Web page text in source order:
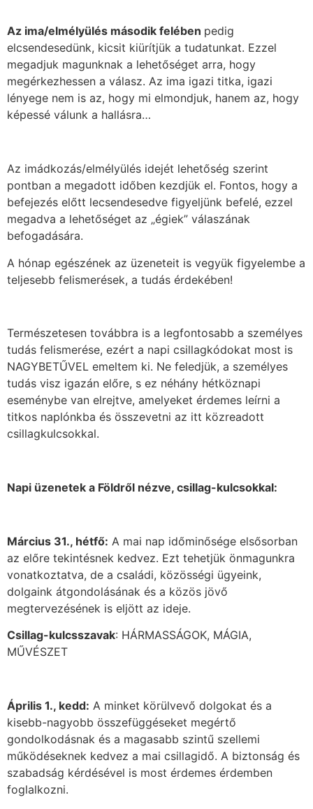
Az ima/elmélyülés második felében pedig
elcsendesedünk, kicsit kiürítjük a tudatunkat. Ezzel
megadjuk magunknak a lehetőséget arra, hogy
megérkezhessen a válasz. Az ima igazi titka, igazi
lényege nem is az, hogy mi elmondjuk, hanem az, hogy
képessé válunk a hallásra…
Az imádkozás/elmélyülés idejét lehetőség szerint
pontban a megadott időben kezdjük el. Fontos, hogy a
befejezés előtt lecsendesedve figyeljünk befelé, ezzel
megadva a lehetőséget az „égiek” válaszának
befogadására.
A hónap egészének az üzeneteit is vegyük figyelembe a
teljesebb felismerések, a tudás érdekében!
Természetesen továbbra is a legfontosabb a személyes
tudás felismerése, ezért a napi csillagkódokat most is
NAGYBETŰVEL emeltem ki. Ne feledjük, a személyes
tudás visz igazán előre, s ez néhány hétköznapi
eseménybe van elrejtve, amelyeket érdemes leírni a
titkos naplónkba és összevetni az itt közreadott
csillagkulcsokkal.
Napi üzenetek a Földről nézve, csillag-kulcsokkal:
Március 31., hétfő: A mai nap időminősége elsősorban
az előre tekintésnek kedvez. Ezt tehetjük önmagunkra
vonatkoztatva, de a családi, közösségi ügyeink,
dolgaink átgondolásának és a közös jövő
megtervezésének is eljött az ideje.
Csillag-kulcsszavak: HÁRMASSÁGOK, MÁGIA,
MŰVÉSZET
Április 1., kedd: A minket körülvevő dolgokat és a
kisebb-nagyobb összefüggéseket megértő
gondolkodásnak és a magasabb szintű szellemi
működéseknek kedvez a mai csillagidő. A biztonság és
szabadság kérdésével is most érdemes érdemben
foglalkozni.